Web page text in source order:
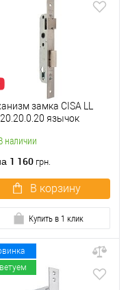
наличии
замка CISA LL
язычок
сталь
1 160 грн.
В корзину
Купить в 1 клик